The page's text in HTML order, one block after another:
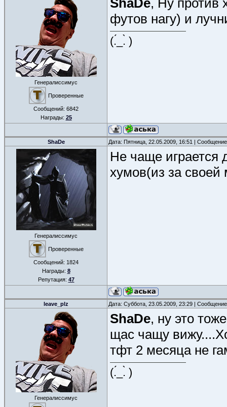
Генералиссимус
Проверенные
Сообщений: 6842
Награды: 25
ShaDe, Ну против
футов нагу) и
(.́_.̀ )
ShaDe Дата: Пятница, 22.05.2009, 16:51 |
Генералиссимус
Проверенные
Сообщений: 1824
Награды: 8
Репутация: 47
Не чаще играется
хумов(из за своей
leave_plz Дата: Суббота, 23.05.2009, 23:29 |
Генералиссимус
ShaDe, ну это
щас чащу
тфт 2 месяца не
(.́_.̀ )